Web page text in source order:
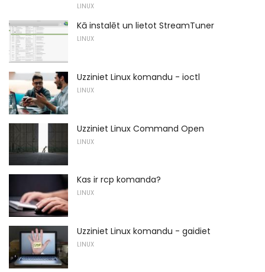
LINUX
Kā instalēt un lietot StreamTuner
LINUX
Uzziniet Linux komandu - ioctl
LINUX
Uzziniet Linux Command Open
LINUX
Kas ir rcp komanda?
LINUX
Uzziniet Linux komandu - gaidiet
LINUX